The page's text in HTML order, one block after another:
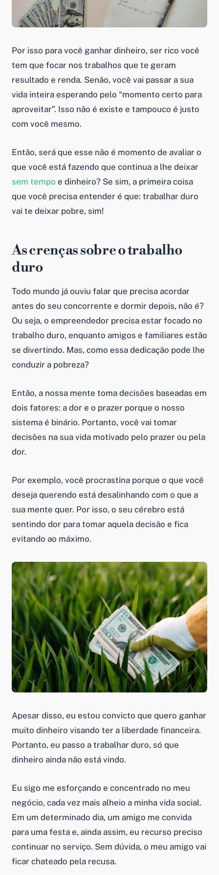
Por isso para você ganhar dinheiro, ser rico você
tem que focar nos trabalhos que te geram
resultado e renda. Senão, você vai passar a sua
vida inteira esperando pelo “momento certo para
aproveitar”. Isso não é existe e tampouco é justo
com você mesmo.
Então, será que esse não é momento de avaliar o
que você está fazendo que continua a lhe deixar
sem tempo e dinheiro? Se sim, a primeira coisa
que você precisa entender é que: trabalhar duro
vai te deixar pobre, sim!
As crenças sobre o trabalho
duro
Todo mundo já ouviu falar que precisa acordar
antes do seu concorrente e dormir depois, não é?
Ou seja, o empreendedor precisa estar focado no
trabalho duro, enquanto amigos e familiares estão
se divertindo. Mas, como essa dedicação pode lhe
conduzir a pobreza?
Então, a nossa mente toma decisões baseadas em
dois fatores: a dor e o prazer porque o nosso
sistema é binário. Portanto, você vai tomar
decisões na sua vida motivado pelo prazer ou pela
dor.
Por exemplo, você procrastina porque o que você
deseja querendo está desalinhando com o que a
sua mente quer. Por isso, o seu cérebro está
sentindo dor para tomar aquela decisão e fica
evitando ao máximo.
Apesar disso, eu estou convicto que quero ganhar
muito dinheiro visando ter a liberdade financeira.
Portanto, eu passo a trabalhar duro, só que
dinheiro ainda não está vindo.
Eu sigo me esforçando e concentrado no meu
negócio, cada vez mais alheio a minha vida social.
Em um determinado dia, um amigo me convida
para uma festa e, ainda assim, eu recurso preciso
continuar no serviço. Sem dúvida, o meu amigo vai
ficar chateado pela recusa.